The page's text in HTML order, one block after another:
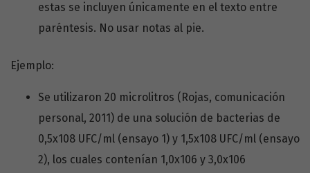
estas se incluyen únicamente en el texto entre
paréntesis. No usar notas al pie.
Ejemplo:
Se utilizaron 20 microlitros (Rojas, comunicación
personal, 2011) de una solución de bacterias de
0,5x108 UFC/ml (ensayo 1) y 1,5x108 UFC/ml (ensayo
2), los cuales contenían 1,0x106 y 3,0x106